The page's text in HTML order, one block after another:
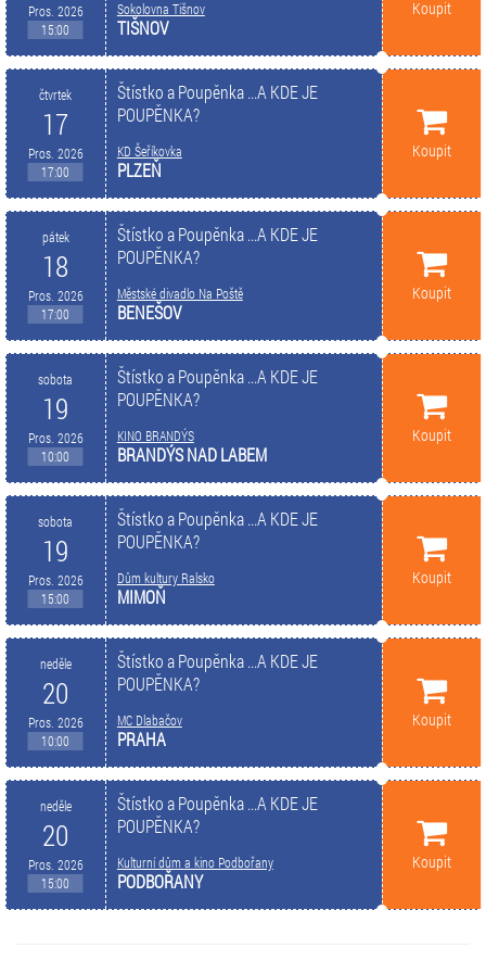
Pros. 2026
15:00
Sokolovna Tišnov
TIŠNOV
Koupit
čtvrtek
17
Pros. 2026
17:00
Štístko a Poupěnka ...A KDE JE
POUPĚNKA?
KD Šeříkovka
PLZEŇ
Koupit
pátek
18
Pros. 2026
17:00
Štístko a Poupěnka ...A KDE JE
POUPĚNKA?
Městské divadlo Na Poště
BENEŠOV
Koupit
sobota
19
Pros. 2026
10:00
Štístko a Poupěnka ...A KDE JE
POUPĚNKA?
KINO BRANDÝS
BRANDÝS NAD LABEM
Koupit
sobota
19
Pros. 2026
15:00
Štístko a Poupěnka ...A KDE JE
POUPĚNKA?
Dům kultury Ralsko
MIMOŇ
Koupit
neděle
20
Pros. 2026
10:00
Štístko a Poupěnka ...A KDE JE
POUPĚNKA?
MC Dlabačov
PRAHA
Koupit
neděle
20
Pros. 2026
15:00
Štístko a Poupěnka ...A KDE JE
POUPĚNKA?
Kulturní dům a kino Podbořany
PODBOŘANY
Koupit